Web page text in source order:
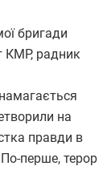
бригади
КМР, радник
на
правди в
перше, терор